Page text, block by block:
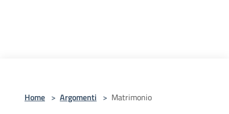
Home > Argomenti > Matrimonio